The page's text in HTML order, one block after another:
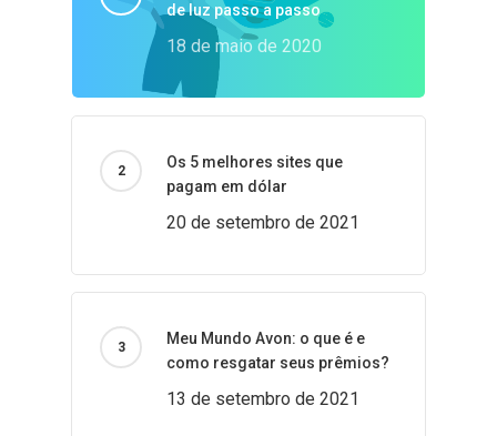
de luz passo a passo
18 de maio de 2020
Os 5 melhores sites que
pagam em dólar
20 de setembro de 2021
Meu Mundo Avon: o que é e
como resgatar seus prêmios?
13 de setembro de 2021